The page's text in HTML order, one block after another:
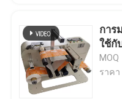
การ
ใช้กั
ราคา